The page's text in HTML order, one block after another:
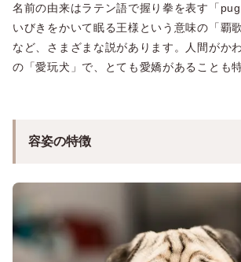
名前の由来はラテン語で握り拳を表す「
いびきをかいて眠る王様という意味の「覇
など、さまざまな説があります。人間がか
の「愛玩犬」で、とても愛嬌があることも特
容姿の特徴